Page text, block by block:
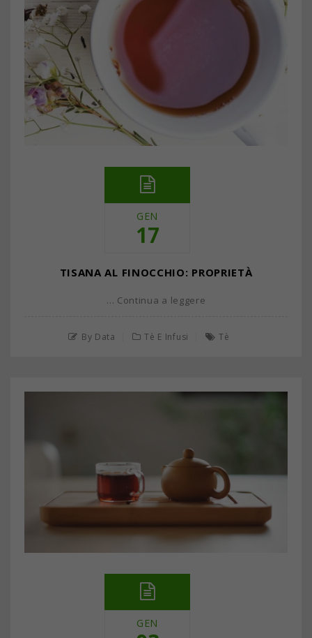
GEN
17
TISANA AL FINOCCHIO: PROPRIETÀ
… Continua a leggere
By Data Tè E Infusi Tè
GEN